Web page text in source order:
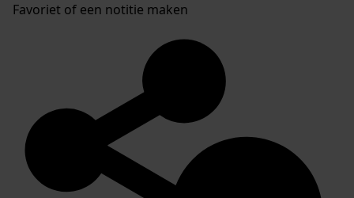
Favoriet of een notitie maken